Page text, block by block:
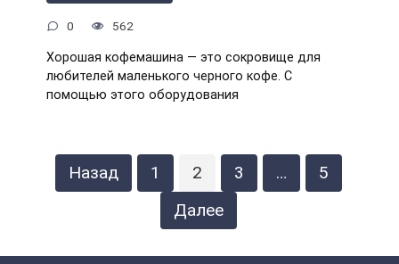
0 562
Хорошая кофемашина — это сокровище для
любителей маленького черного кофе. С
помощью этого оборудования
ПагинацияНазад 1 2 3 …
5
Далее